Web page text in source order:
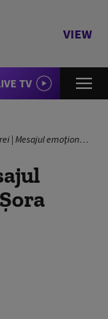
VIEW
TV
emoționant al lui Mihai Șora